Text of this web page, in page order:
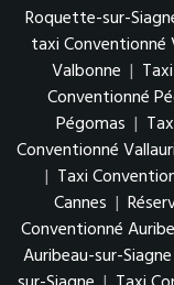
Roquette-sur-
taxi Conventionné
Valbonne |
Conventionné
Pégomas |
Conventionné
| Taxi
Cannes |
Conventionné
Auribeau-sur-Siagne